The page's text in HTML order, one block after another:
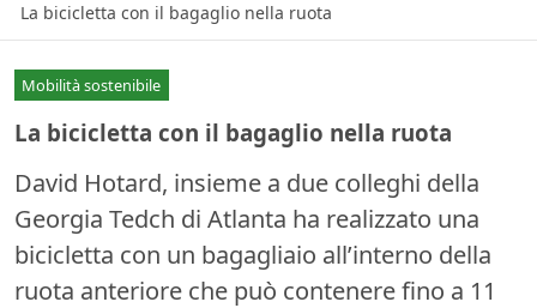
La bicicletta con il bagaglio nella ruota
Mobilità sostenibile
La bicicletta con il bagaglio nella ruota
David Hotard, insieme a due colleghi della
Georgia Tedch di Atlanta ha realizzato una
bicicletta con un bagagliaio all’interno della
ruota anteriore che può contenere fino a 11